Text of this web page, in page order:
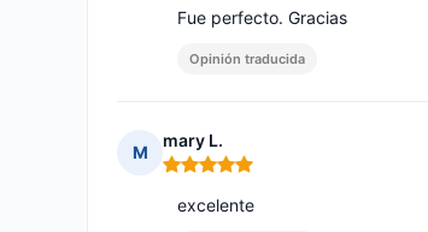
Fue perfecto. Gracias
Opinión traducida
M
mary L.
Nota: 5 de 5
excelente